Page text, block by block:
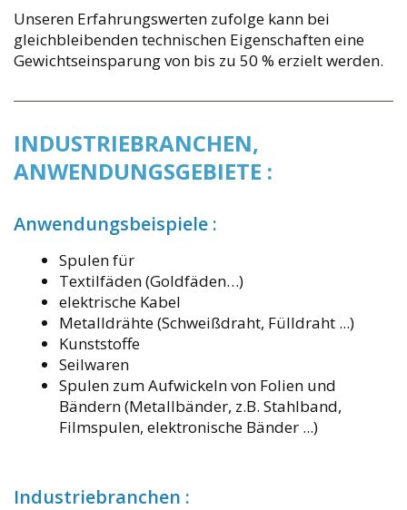
Unseren Erfahrungswerten zufolge kann bei
gleichbleibenden technischen Eigenschaften eine
Gewichtseinsparung von bis zu 50 % erzielt werden.
INDUSTRIEBRANCHEN,
ANWENDUNGSGEBIETE :
Anwendungsbeispiele :
Spulen für
Textilfäden (Goldfäden…)
elektrische Kabel
Metalldrähte (Schweißdraht, Fülldraht ...)
Kunststoffe
Seilwaren
Spulen zum Aufwickeln von Folien und
Bändern (Metallbänder, z.B. Stahlband,
Filmspulen, elektronische Bänder ...)
Industriebranchen :